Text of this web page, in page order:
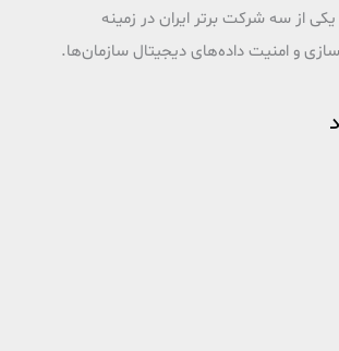
از سه شرکت برتر ایران در زمینه
و امنیت داده‌های دیجیتال سازمان‌ها.